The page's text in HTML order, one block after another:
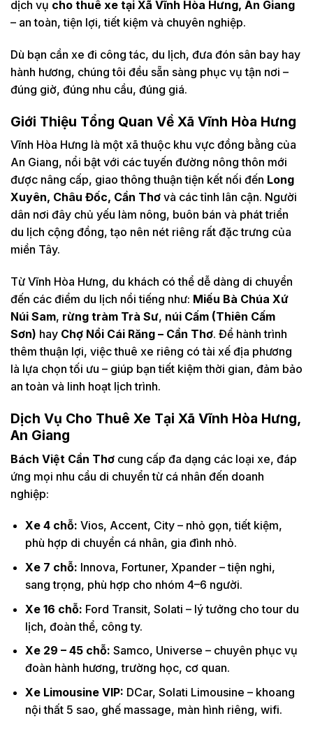
dịch vụ cho thuê xe tại Xã Vĩnh Hòa Hưng, An Giang
– an toàn, tiện lợi, tiết kiệm và chuyên nghiệp.
Dù bạn cần xe đi công tác, du lịch, đưa đón sân bay hay
hành hương, chúng tôi đều sẵn sàng phục vụ tận nơi –
đúng giờ, đúng nhu cầu, đúng giá.
Giới Thiệu Tổng Quan Về Xã Vĩnh Hòa Hưng
Vĩnh Hòa Hưng là một xã thuộc khu vực đồng bằng của
An Giang, nổi bật với các tuyến đường nông thôn mới
được nâng cấp, giao thông thuận tiện kết nối đến Long
Xuyên, Châu Đốc, Cần Thơ và các tỉnh lân cận. Người
dân nơi đây chủ yếu làm nông, buôn bán và phát triển
du lịch cộng đồng, tạo nên nét riêng rất đặc trưng của
miền Tây.
Từ Vĩnh Hòa Hưng, du khách có thể dễ dàng di chuyển
đến các điểm du lịch nổi tiếng như: Miếu Bà Chúa Xứ
Núi Sam, rừng tràm Trà Sư, núi Cấm (Thiên Cấm
Sơn) hay Chợ Nổi Cái Răng – Cần Thơ. Để hành trình
thêm thuận lợi, việc thuê xe riêng có tài xế địa phương
là lựa chọn tối ưu – giúp bạn tiết kiệm thời gian, đảm bảo
an toàn và linh hoạt lịch trình.
Dịch Vụ Cho Thuê Xe Tại Xã Vĩnh Hòa Hưng,
An Giang
Bách Việt Cần Thơ cung cấp đa dạng các loại xe, đáp
ứng mọi nhu cầu di chuyển từ cá nhân đến doanh
nghiệp:
Xe 4 chỗ: Vios, Accent, City – nhỏ gọn, tiết kiệm,
phù hợp di chuyển cá nhân, gia đình nhỏ.
Xe 7 chỗ: Innova, Fortuner, Xpander – tiện nghi,
sang trọng, phù hợp cho nhóm 4–6 người.
Xe 16 chỗ: Ford Transit, Solati – lý tưởng cho tour du
lịch, đoàn thể, công ty.
Xe 29 – 45 chỗ: Samco, Universe – chuyên phục vụ
đoàn hành hương, trường học, cơ quan.
Xe Limousine VIP: DCar, Solati Limousine – khoang
nội thất 5 sao, ghế massage, màn hình riêng, wifi.